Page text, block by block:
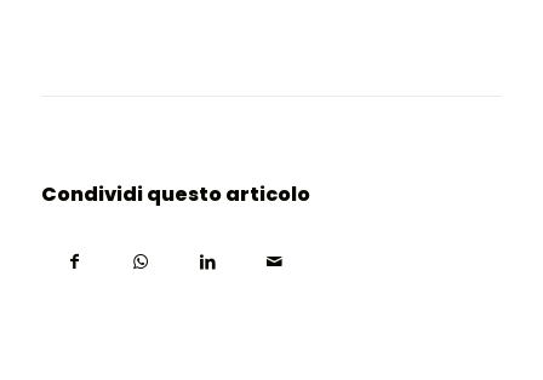
Condividi questo articolo